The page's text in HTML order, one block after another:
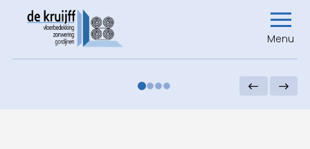
Menu
0 1 2 3